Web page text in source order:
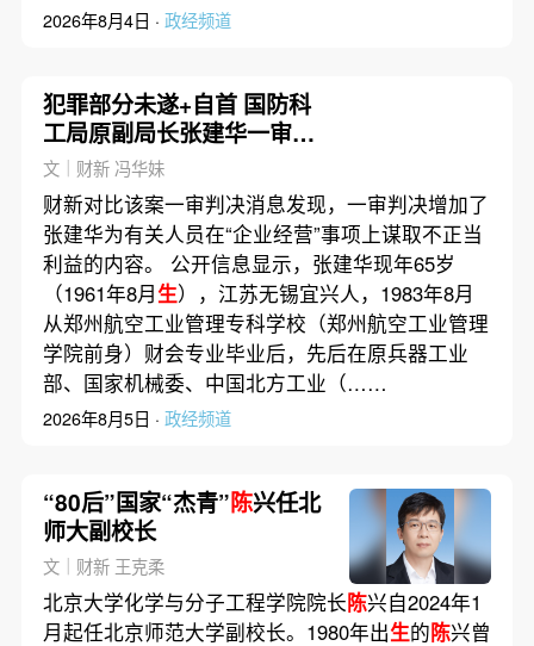
2026年8月4日 · 政经频道
犯罪部分未遂+自首 国防科
工局原副局长张建华一审获
刑10年
文｜财新 冯华妹
财新对比该案一审判决消息发现，一审判决增加了
张建华为有关人员在“企业经营”事项上谋取不正当
利益的内容。 公开信息显示，张建华现年65岁
（1961年8月生），江苏无锡宜兴人，1983年8月
从郑州航空工业管理专科学校（郑州航空工业管理
学院前身）财会专业毕业后，先后在原兵器工业
部、国家机械委、中国北方工业（……
2026年8月5日 · 政经频道
“80后”国家“杰青”陈兴任北
师大副校长
文｜财新 王克柔
北京大学化学与分子工程学院院长陈兴自2024年1
月起任北京师范大学副校长。1980年出生的陈兴曾